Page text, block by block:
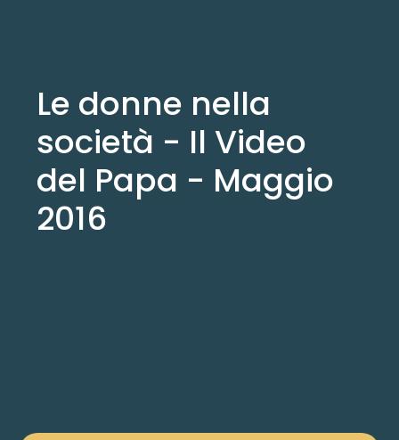
Le donne nella
società - Il Video
del Papa - Maggio
2016